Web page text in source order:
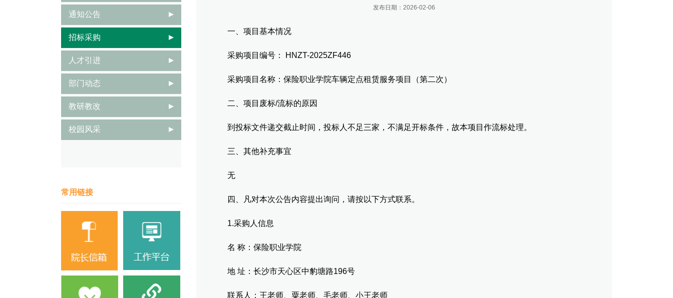
发布日期： 2026-02-06
一、项目基本情况
采购项目编号： HNZT-2025ZF446
采购项目名称：保险职业学院车辆定点租赁服务项目（第二次）
二、项目废标/流标的原因
到投标文件递交截止时间，投标人不足三家，不满足开标条件，故本项目作流标处理。
三、其他补充事宜
无
四、凡对本次公告内容提出询问，请按以下方式联系。
1.采购人信息
名 称：保险职业学院
地 址：长沙市天心区中豹塘路196号
联系人：王老师、粟老师、毛老师、小王老师
通知公告
招标采购
人才引进
部门动态
教研教改
校园风采
常用链接